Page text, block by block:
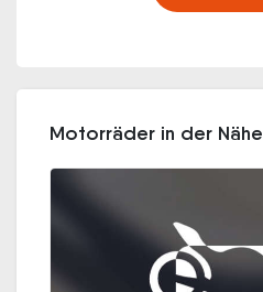
Motorräder in der Nähe